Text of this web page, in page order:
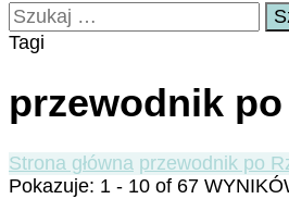
Szukaj:
Tagi
przewodnik
Strona główna przewodnik po
Pokazuje: 1 - 10 of 67